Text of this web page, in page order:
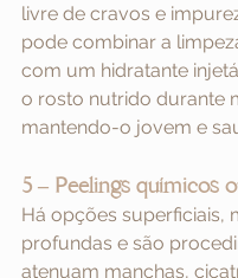
livre de cravos e
pode combinar a
com um hidratante
o rosto nutrido durante
mantendo-o jovem e
5 – Peelings químicos
Há opções superficiais,
profundas e são
atenuam manchas,